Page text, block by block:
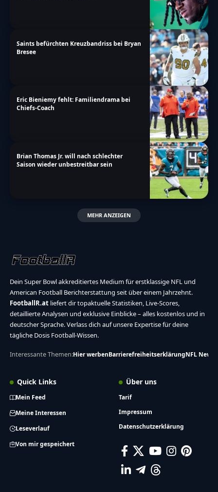
Saints befürchten Kreuzbandriss bei Bryan
Bresee
Eric Bieniemy fehlt: Familiendrama bei
Chiefs-Coach
Brian Thomas Jr. will nach schlechter
Saison wieder unbestreitbar sein
MEHR ANZEIGEN
Dein Super Bowl akkreditiertes Medium für erstklassige NFL und
American Football Berichterstattung seit über einem Jahrzehnt.
FootballR.at liefert dir topaktuelle Statistiken, Live-Scores,
detaillierte Analysen und exklusive Einblicke – alles kostenlos und in
deutscher Sprache. Verlass dich auf unsere Expertise für deine
tägliche Dosis Football-Wissen.
Interessante Themen:Hier werbenBarrierefreiheitserklärungNFL News
Quick Links
Mein Feed
Meine Interessen
Leseverlauf
Von mir gespeichert
Über uns
Tarif
Impressum
Datenschutzerklärung